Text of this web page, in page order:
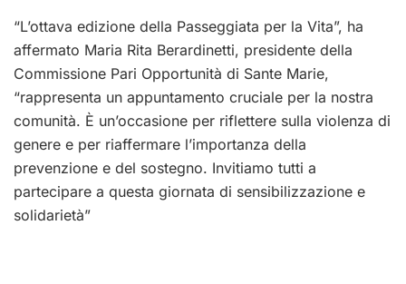
“L’ottava edizione della Passeggiata per la Vita”, ha
affermato Maria Rita Berardinetti, presidente della
Commissione Pari Opportunità di Sante Marie,
“rappresenta un appuntamento cruciale per la nostra
comunità. È un’occasione per riflettere sulla violenza di
genere e per riaffermare l’importanza della
prevenzione e del sostegno. Invitiamo tutti a
partecipare a questa giornata di sensibilizzazione e
solidarietà”